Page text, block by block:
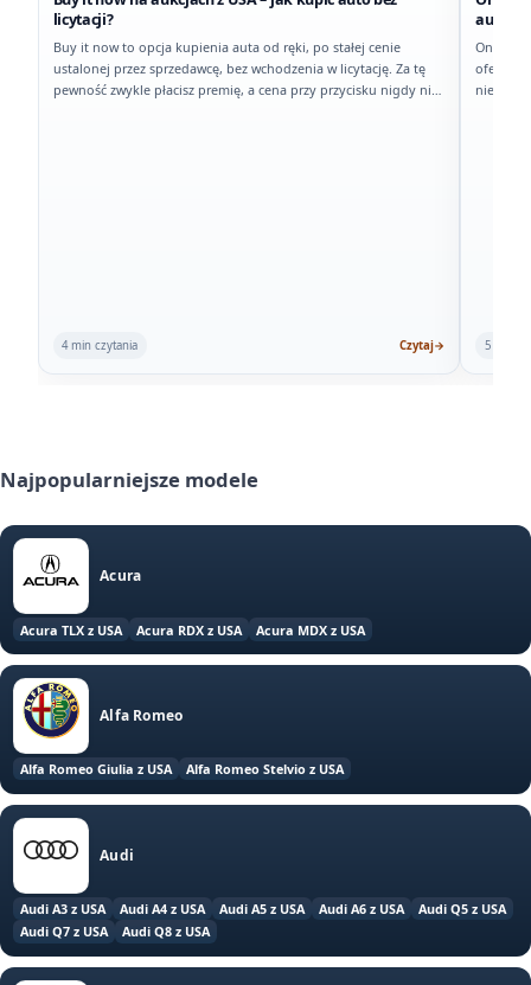
licytacji?
Buy it now to opcja kupienia auta od ręki, po stałej cenie
ustalonej przez sprzedawcę, bez wchodzenia w licytację. Za tę
pewność zwykle płacisz premię, a cena przy przycisku nigdy nie
4 min czytania Czytaj→
auto z
On
ofertę,
nie jest
5 min
Najpopularniejsze modele
Popularne marki i modele
Acura
Acura TLX z USA Acura RDX z USA Acura MDX z USA
Alfa Romeo
Alfa Romeo Giulia z USA Alfa Romeo Stelvio z USA
Audi
Audi A3 z USA Audi A4 z USA Audi A5 z USA Audi A6 z USA
Audi Q5 z USA
Audi Q7 z USA
Audi Q8 z USA